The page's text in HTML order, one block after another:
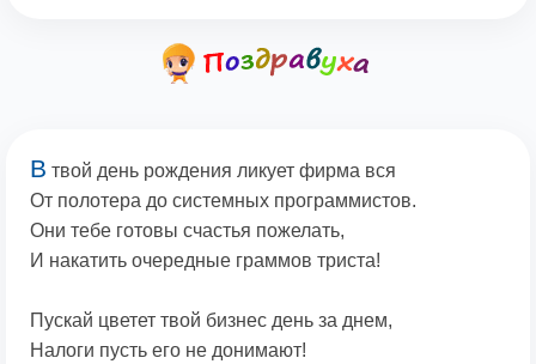
В твой день рождения ликует фирма вся
От полотера до системных программистов.
Они тебе готовы счастья пожелать,
И накатить очередные граммов триста!
Пускай цветет твой бизнес день за днем,
Налоги пусть его не донимают!